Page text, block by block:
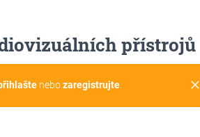
přístrojů
clear
nebozaregistrujte.